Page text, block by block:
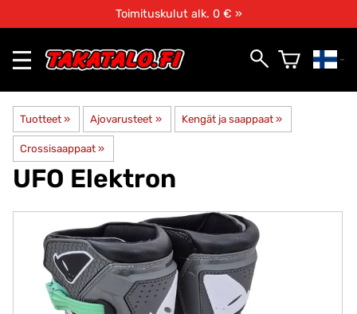
Toimituskulut alk. 0 € »
Tuotteet ‪» Ajovarusteet ‪» Kengät ja saappaat ‪»
Crossisaappaat ‪»
UFO Elektron